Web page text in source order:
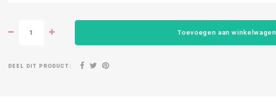
Toevoegen aan winkelwagen
DEEL DIT PRODUCT: